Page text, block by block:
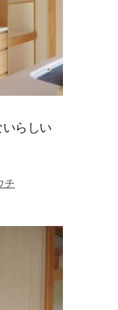
らしい
チ